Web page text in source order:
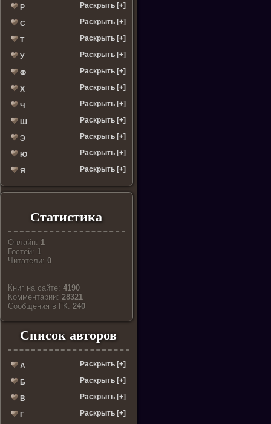
Р Раскрыть [+]
С Раскрыть [+]
Т Раскрыть [+]
У Раскрыть [+]
Ф Раскрыть [+]
Х Раскрыть [+]
Ч Раскрыть [+]
Ш Раскрыть [+]
Э Раскрыть [+]
Ю Раскрыть [+]
Я Раскрыть [+]
Статистика
Онлайн: 1
Гостей: 1
Читатели:0
Книг на сайте:4190
Комментарии:28321
Cообщения в ГК:240
Список авторов
А Раскрыть [+]
Б Раскрыть [+]
В Раскрыть [+]
Г Раскрыть [+]